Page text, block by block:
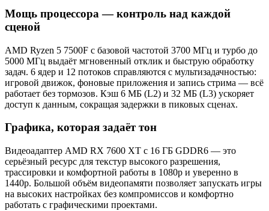
Мощь процессора — контроль над каждой
сценой
AMD Ryzen 5 7500F с базовой частотой 3700 МГц и турбо до
5000 МГц выдаёт мгновенный отклик и быструю обработку
задач. 6 ядер и 12 потоков справляются с мультизадачностью:
игровой движок, фоновые приложения и запись стрима — всё
работает без тормозов. Кэш 6 МБ (L2) и 32 МБ (L3) ускоряет
доступ к данным, сокращая задержки в пиковых сценах.
Графика, которая задаёт тон
Видеоадаптер AMD RX 7600 XT с 16 ГБ GDDR6 — это
серьёзный ресурс для текстур высокого разрешения,
трассировки и комфортной работы в 1080p и уверенно в
1440p. Большой объём видеопамяти позволяет запускать игры
на высоких настройках без компромиссов и комфортно
работать с графическими проектами.